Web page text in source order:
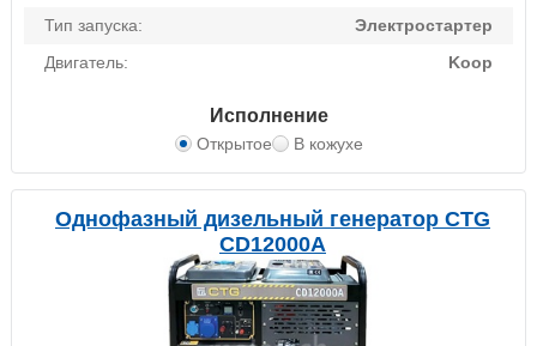
Тип запуска:
Электростартер
Двигатель:
Koop
Исполнение
Открытое В кожухе
Однофазный дизельный генератор CTG
CD12000A